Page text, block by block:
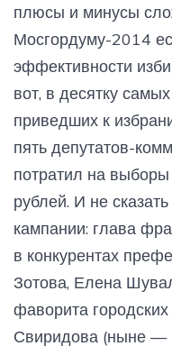
плюсы и минусы
Мосгордуму-2014
эффективности
вот, в десятку
приведших к
пять депутатов-
потратил на
рублей. И не
кампании: глава
в конкурентах
Зотова, Елена
фаворита
Свиридова (ныне —